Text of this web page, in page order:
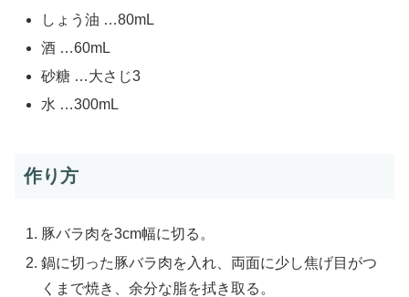
しょう油 …80mL
酒 …60mL
砂糖 …大さじ3
水 …300mL
作り方
豚バラ肉を3cm幅に切る。
鍋に切った豚バラ肉を入れ、両面に少し焦げ目がつ
くまで焼き、余分な脂を拭き取る。